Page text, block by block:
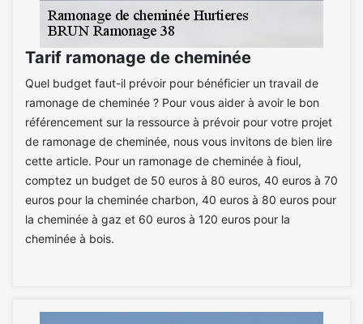
Tarif ramonage de cheminée
Quel budget faut-il prévoir pour bénéficier un travail de
ramonage de cheminée ? Pour vous aider à avoir le bon
référencement sur la ressource à prévoir pour votre projet
de ramonage de cheminée, nous vous invitons de bien lire
cette article. Pour un ramonage de cheminée à fioul,
comptez un budget de 50 euros à 80 euros, 40 euros à 70
euros pour la cheminée charbon, 40 euros à 80 euros pour
la cheminée à gaz et 60 euros à 120 euros pour la
cheminée à bois.